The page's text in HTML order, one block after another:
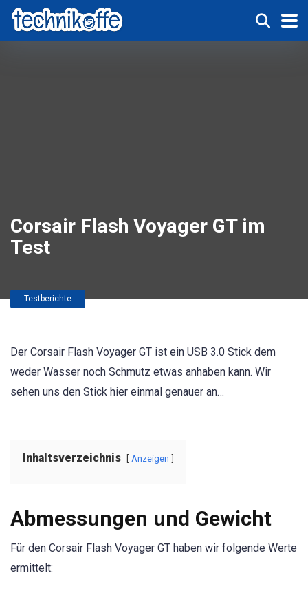
Corsair Flash Voyager GT im
Test
Testberichte
Der Corsair Flash Voyager GT ist ein USB 3.0 Stick dem
weder Wasser noch Schmutz etwas anhaben kann. Wir
sehen uns den Stick hier einmal genauer an…
Inhaltsverzeichnis Anzeigen
Abmessungen und Gewicht
Für den Corsair Flash Voyager GT haben wir folgende Werte
ermittelt: